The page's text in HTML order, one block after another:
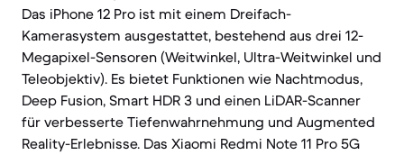
Das iPhone 12 Pro ist mit einem Dreifach-
Kamerasystem ausgestattet, bestehend aus drei 12-
Megapixel-Sensoren (Weitwinkel, Ultra-Weitwinkel und
Teleobjektiv). Es bietet Funktionen wie Nachtmodus,
Deep Fusion, Smart HDR 3 und einen LiDAR-Scanner
für verbesserte Tiefenwahrnehmung und Augmented
Reality-Erlebnisse. Das Xiaomi Redmi Note 11 Pro 5G